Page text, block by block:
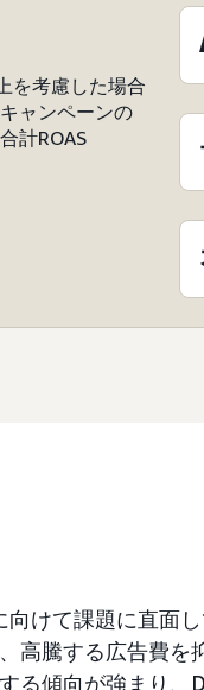
を考慮した場合
ャンペーンの
計ROAS
けて課題に直面
高騰する広告費を
る傾向が強まり、